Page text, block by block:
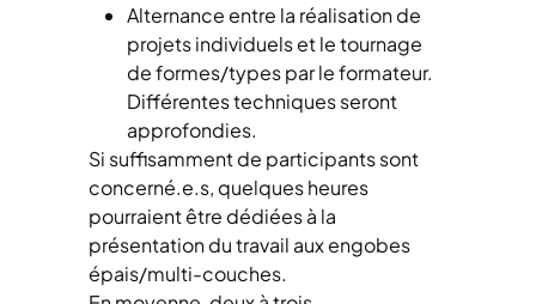
Alternance entre la réalisation de
projets individuels et le tournage
de formes/types par le formateur.
Différentes techniques seront
approfondies.
Si suffisamment de participants sont
concerné.e.s, quelques heures
pourraient être dédiées à la
présentation du travail aux engobes
épais/multi-couches.